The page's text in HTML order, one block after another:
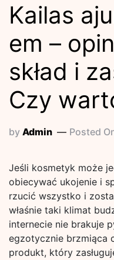
Kailas
em –
skład i
Czy
by Admin Posted
Jeśli kosmetyk może
obiecywać ukojenie i
rzucić wszystko i
właśnie taki klimat
internecie nie brakuje
egzotycznie brzmiąca
produkt, który